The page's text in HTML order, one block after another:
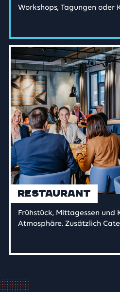
Workshops, Tagungen oder
Restaurant
Frühstück, Mittagessen und
Atmosphäre. Zusätzlich